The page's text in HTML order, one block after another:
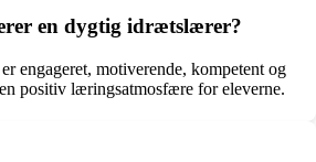
en dygtig idrætslærer?
engageret, motiverende, kompetent og
positiv læringsatmosfære for eleverne.